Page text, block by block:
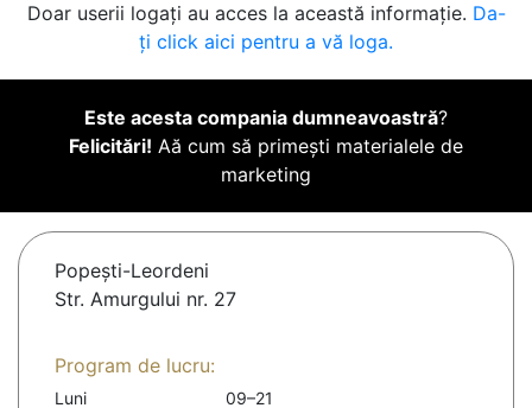
Doar userii logați au acces la această informație. Da-
ți click aici pentru a vă loga.
Este acesta compania dumneavoastră?
Felicitări! Aă cum să primești materialele de
marketing
Popeşti-Leordeni
Str. Amurgului nr. 27
Program de lucru:
Luni
09–21